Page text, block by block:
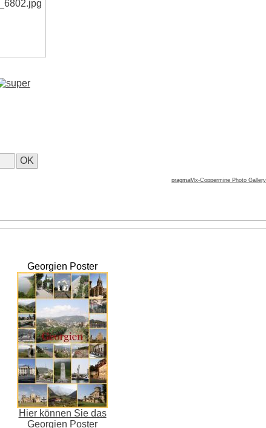
pragmaMx-Coppermine Photo Gallery
Georgien Poster
Hier können Sie das
Georgien Poster